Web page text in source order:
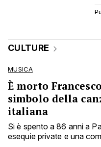
CULTURE
MUSICA
È morto
simbolo della
italiana
Si è spento a 86 anni a
esequie private e una